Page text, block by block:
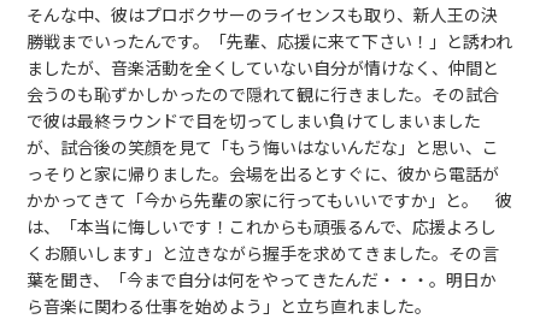
そんな中、彼はプロボクサーのライセンスも取り、新人王の決
勝戦までいったんです。「先輩、応援に来て下さい！」と誘われ
ましたが、音楽活動を全くしていない自分が情けなく、仲間と
会うのも恥ずかしかったので隠れて観に行きました。その試合
で彼は最終ラウンドで目を切ってしまい負けてしまいました
が、試合後の笑顔を見て「もう悔いはないんだな」と思い、こ
っそりと家に帰りました。会場を出るとすぐに、彼から電話が
かかってきて「今から先輩の家に行ってもいいですか」と。 彼
は、「本当に悔しいです！これからも頑張るんで、応援よろし
くお願いします」と泣きながら握手を求めてきました。その言
葉を聞き、「今まで自分は何をやってきたんだ・・・。明日か
ら音楽に関わる仕事を始めよう」と立ち直れました。